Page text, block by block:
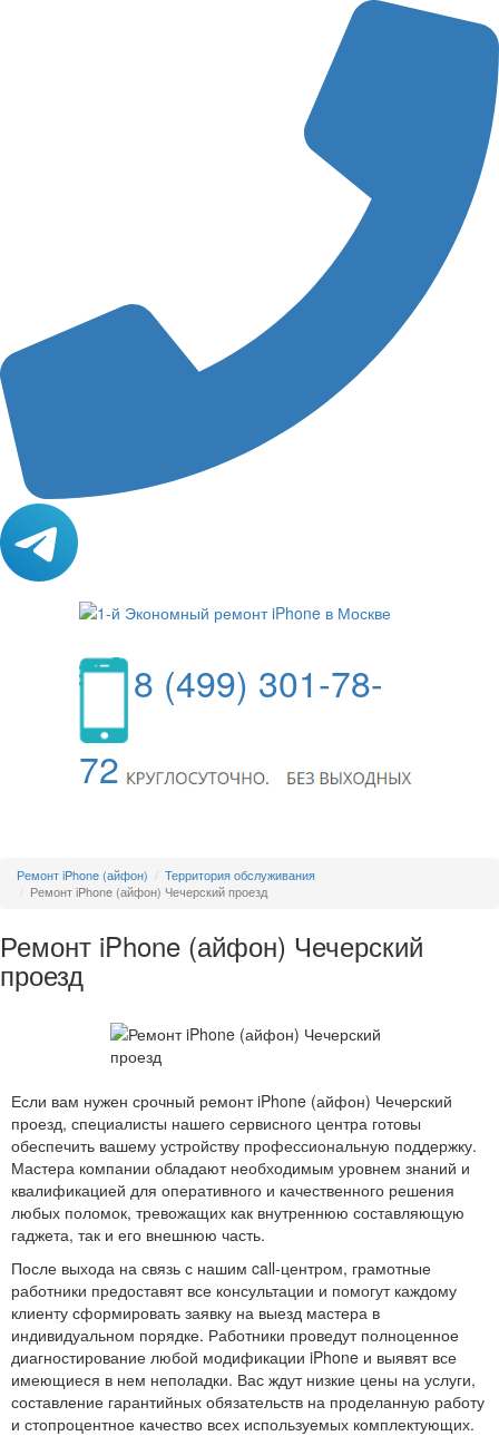
8 (499) 301-78-
72
Ремонт iPhone (айфон)
Территория обслуживания
Ремонт iPhone (айфон) Чечерский проезд
Ремонт iPhone (айфон) Чечерский
проезд
Если вам нужен срочный ремонт iPhone (айфон) Чечерский
проезд, специалисты нашего сервисного центра готовы
обеспечить вашему устройству профессиональную поддержку.
Мастера компании обладают необходимым уровнем знаний и
квалификацией для оперативного и качественного решения
любых поломок, тревожащих как внутреннюю составляющую
гаджета, так и его внешнюю часть.
После выхода на связь с нашим call-центром, грамотные
работники предоставят все консультации и помогут каждому
клиенту сформировать заявку на выезд мастера в
индивидуальном порядке. Работники проведут полноценное
диагностирование любой модификации iPhone и выявят все
имеющиеся в нем неполадки. Вас ждут низкие цены на услуги,
составление гарантийных обязательств на проделанную работу
и стопроцентное качество всех используемых комплектующих.